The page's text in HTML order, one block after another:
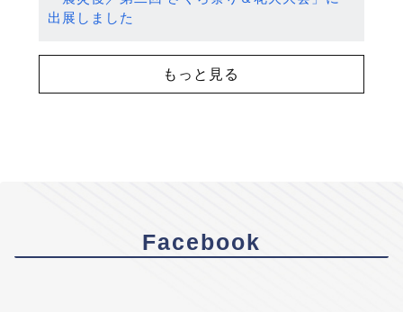
出展しました
もっと見る
Facebook